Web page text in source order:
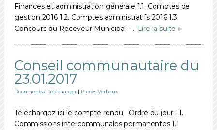
Finances et administration générale 1.1. Comptes de
gestion 2016 1.2. Comptes administratifs 2016 1.3.
Concours du Receveur Municipal –… Lire la suite »
Conseil communautaire du
23.01.2017
Documents à télécharger| Procès Verbaux
Téléchargez ici le compte rendu Ordre du jour : 1.
Commissions intercommunales permanentes 1.1